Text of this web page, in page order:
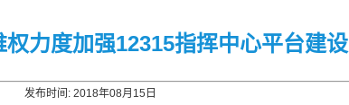
力度加强12315指挥中心平台建设
发布时间: 2018年08月15日